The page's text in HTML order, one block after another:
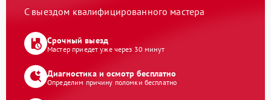
С выездом квалифицированного мастера
Срочный выезд
Мастер приедет уже через 30 минут
Диагностика и осмотр бесплатно
Определим причину поломки бесплатно